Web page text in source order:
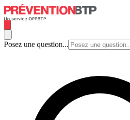
Posez une question...